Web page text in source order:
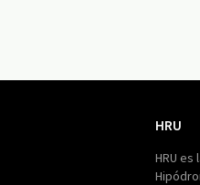
HRU
HRU